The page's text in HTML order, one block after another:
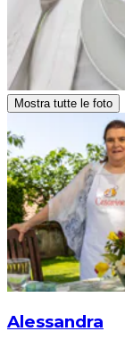
Mostra tutte le foto
Alessandra